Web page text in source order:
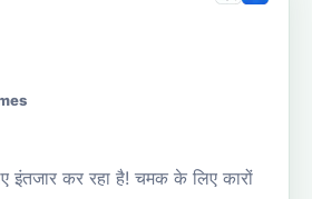
कर रहा है! चमक के लिए कारों